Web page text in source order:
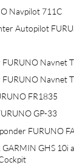
Navpilot 711C
Autopilot
Navnet
Navnet
FR1835
GP-33
FURUNO
GHS 10i